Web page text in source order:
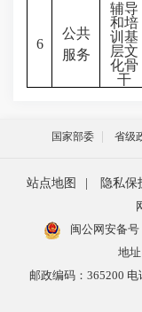
6
公共
服务
辅导
和培
训基
层文
化骨
干
国家部委 省级
站点地图 隐私保
闽公网安备号
地
邮政编码：365200